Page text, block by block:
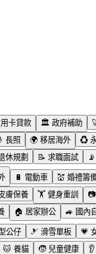
卡貸款 🏛️ 政府補助
長照 🌍 移居海外 ♻️
休規劃 📝 求職面試 📡
🔋 電動車 💒 婚禮籌
膚保養 🏋️ 健身重訓 📷
🏠 居家辦公 🚙 國內
公仔 🎿 滑雪單板 💗
🐱 養貓 🧒 兒童健康 👂